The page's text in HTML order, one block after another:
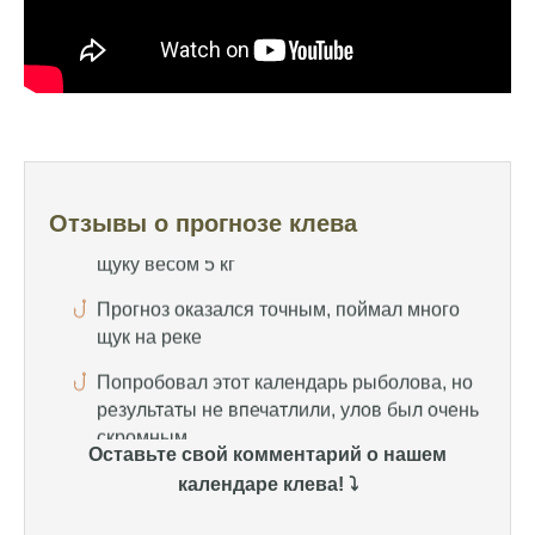
Отзывы о прогнозе клева
Календарь рыболова иногда работает,
щук на реке
Попробовал этот календарь рыболова, но
скромным
отлично, уловил карпа и налима
Уже второй раз пользуюсь этим прогнозом,
всегда помогает найти активных хищников
Оставьте свой комментарий о нашем
календаре клева! ⤵️